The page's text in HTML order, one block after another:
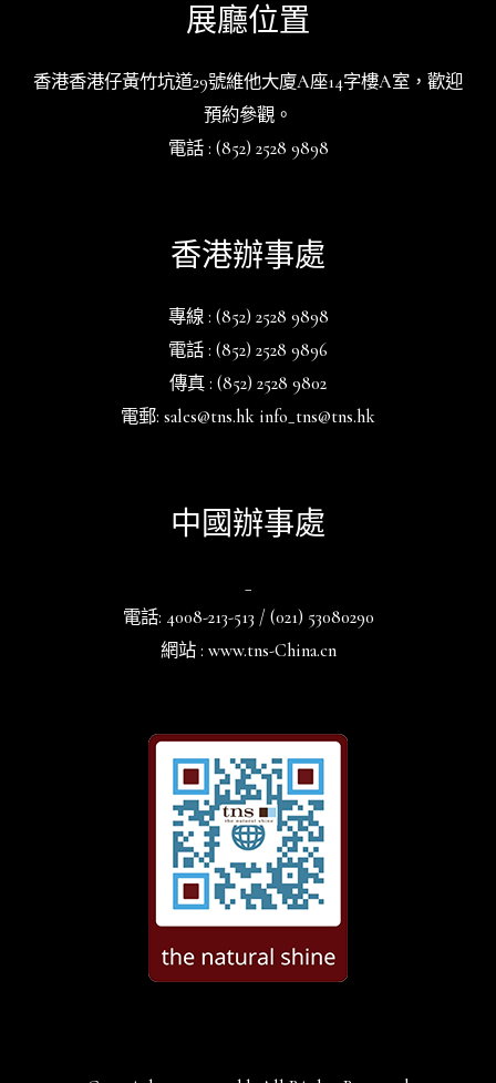
展廳位置
香港香港仔黃竹坑道29號維他大廈A座14字樓A室，歡迎
預約參觀。
電話 : (852) 2528 9898
香港辦事處
專線 : (852) 2528 9898
電話 : (852) 2528 9896
傳真 : (852) 2528 9802
電郵: sales@tns.hk info_tns@tns.hk
中國辦事處
_
電話: 4008-213-513 / (021) 53080290
網站 : www.tns-China.cn